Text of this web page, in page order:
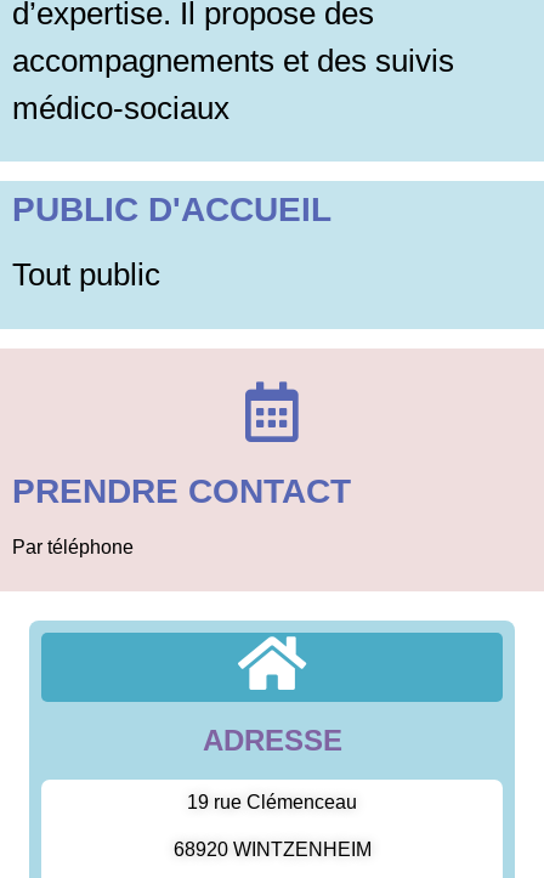
d’expertise. Il propose des
accompagnements et des suivis
médico-sociaux
PUBLIC D'ACCUEIL
Tout public
PRENDRE CONTACT
Par téléphone
ADRESSE
19 rue Clémenceau
68920 WINTZENHEIM